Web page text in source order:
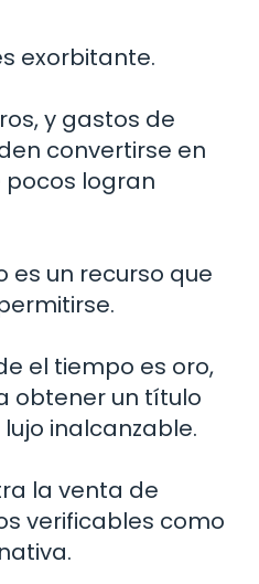
exorbitante.
y gastos de
convertirse en
logran
es un recurso que
el tiempo es oro,
obtener un título
inalcanzable.
la venta de
verificables como